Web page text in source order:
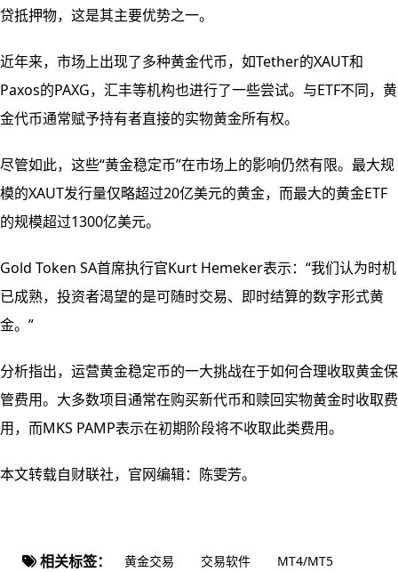
贷抵押物，这是其主要优势之一。
近年来，市场上出现了多种黄金代币，如Tether的XAUT和
Paxos的PAXG，汇丰等机构也进行了一些尝试。与ETF不同，黄
金代币通常赋予持有者直接的实物黄金所有权。
尽管如此，这些“黄金稳定币”在市场上的影响仍然有限。最大规
模的XAUT发行量仅略超过20亿美元的黄金，而最大的黄金ETF
的规模超过1300亿美元。
Gold Token SA首席执行官Kurt Hemeker表示：“我们认为时机
已成熟，投资者渴望的是可随时交易、即时结算的数字形式黄
金。”
分析指出，运营黄金稳定币的一大挑战在于如何合理收取黄金保
管费用。大多数项目通常在购买新代币和赎回实物黄金时收取费
用，而MKS PAMP表示在初期阶段将不收取此类费用。
本文转载自财联社，官网编辑：陈雯芳。
相关标签： 黄金交易 交易软件 MT4/MT5